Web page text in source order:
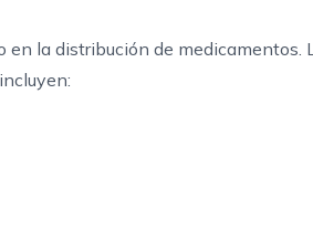
la distribución de medicamentos.